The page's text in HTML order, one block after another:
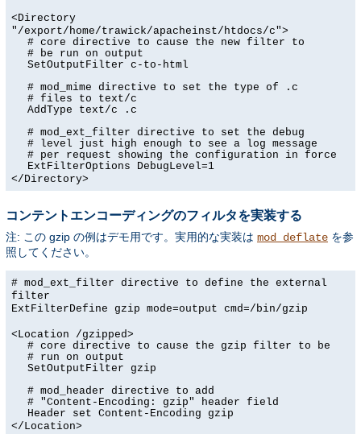
<Directory
"/export/home/trawick/apacheinst/htdocs/c">
# core directive to cause the new filter to
# be run on output
SetOutputFilter c-to-html
# mod_mime directive to set the type of .c
# files to text/c
AddType text/c .c
# mod_ext_filter directive to set the debug
# level just high enough to see a log message
# per request showing the configuration in force
ExtFilterOptions DebugLevel=1
</Directory>
コンテントエンコーディングのフィルタを実装する
注: この gzip の例はデモ用です。実用的な実装は mod_deflate を参
照してください。
# mod_ext_filter directive to define the external
filter
ExtFilterDefine gzip mode=output cmd=/bin/gzip
<Location /gzipped>
# core directive to cause the gzip filter to be
# run on output
SetOutputFilter gzip
# mod_header directive to add
# "Content-Encoding: gzip" header field
Header set Content-Encoding gzip
</Location>